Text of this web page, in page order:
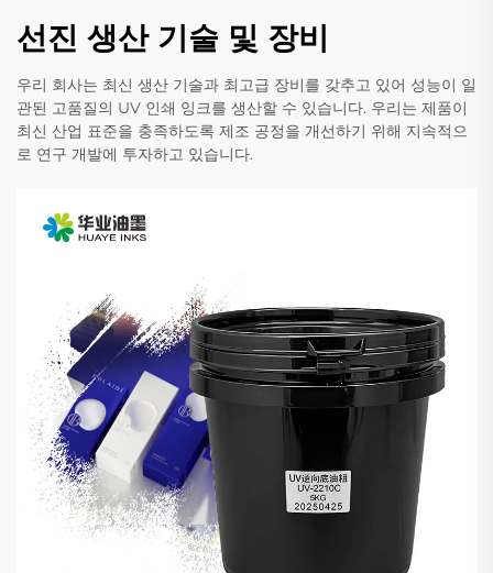
선진 생산 기술 및 장비
우리 회사는 최신 생산 기술과 최고급 장비를 갖추고 있어 성능이 일
관된 고품질의 UV 인쇄 잉크를 생산할 수 있습니다. 우리는 제품이
최신 산업 표준을 충족하도록 제조 공정을 개선하기 위해 지속적으
로 연구 개발에 투자하고 있습니다.